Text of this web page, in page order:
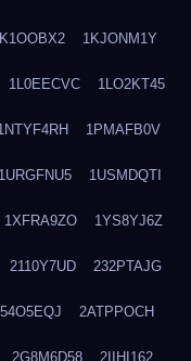
1KJONM1Y
1L0EECVC 1LO2KT45
1PMAFB0V
1URGFNU5 1USMDQTI
1XFRA9ZO 1YS8YJ6Z
2110Y7UD 232PTAJG
2ATPPOCH
2G8M6D58 2IIHI162